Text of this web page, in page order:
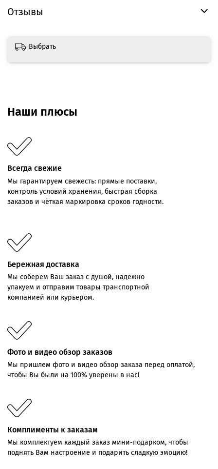
Отзывы
Выбрать
Наши плюсы
Всегда свежие
Мы гарантируем свежесть: прямые поставки,
контроль условий хранения, быстрая сборка
заказов и чёткая маркировка сроков годности.
Бережная доставка
Мы соберем Ваш заказ с душой, надежно
упакуем и отправим товары транспортной
компанией или курьером.
Фото и видео обзор заказов
Мы пришлем фото и видео обзор заказа перед оплатой,
чтобы Вы были на 100% уверены в нас!
Комплименты к заказам
Мы комплектуем каждый заказ мини-подарком, чтобы
поднять Вам настроение и подарить сладкую эмоцию!